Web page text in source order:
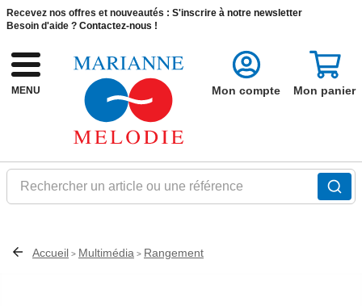
Recevez nos offres et nouveautés : S'inscrire à notre newsletter
Besoin d'aide ? Contactez-nous !
MENU
Rechercher un article ou une référence
Mon compte Mon panier
Accueil > Multimédia > Rangement